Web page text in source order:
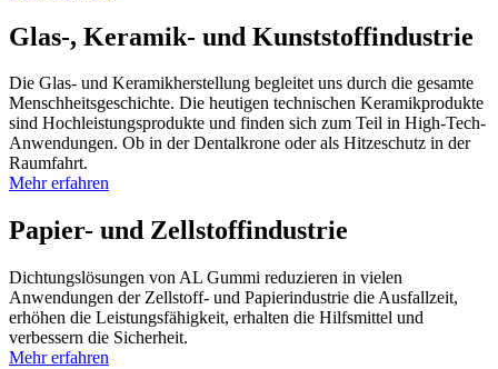
Glas-, Keramik- und Kunststoffindustrie
Die Glas- und Keramikherstellung begleitet uns durch die gesamte
Menschheitsgeschichte. Die heutigen technischen Keramikprodukte
sind Hochleistungsprodukte und finden sich zum Teil in High-Tech-
Anwendungen. Ob in der Dentalkrone oder als Hitzeschutz in der
Raumfahrt.
Mehr erfahren
Papier- und Zellstoffindustrie
Dichtungslösungen von AL Gummi reduzieren in vielen
Anwendungen der Zellstoff- und Papierindustrie die Ausfallzeit,
erhöhen die Leistungsfähigkeit, erhalten die Hilfsmittel und
verbessern die Sicherheit.
Mehr erfahren